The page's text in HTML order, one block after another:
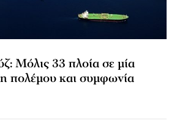
Μόλις 33 πλοία σε μία
πολέμου και συμφωνία